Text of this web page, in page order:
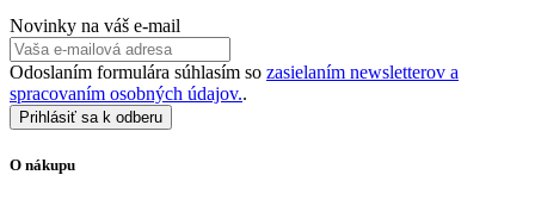
Novinky na váš e-mail
Odoslaním formulára súhlasím so zasielaním newsletterov a
spracovaním osobných údajov..
Prihlásiť sa k odberu
O nákupu